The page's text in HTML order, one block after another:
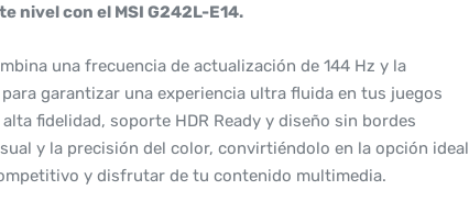
nivel con el MSI G242L-E14.
una frecuencia de actualización de 144 Hz y la
garantizar una experiencia ultra fluida en tus juegos
fidelidad, soporte HDR Ready y diseño sin bordes
y la precisión del color, convirtiéndolo en la opción ideal
y disfrutar de tu contenido multimedia.